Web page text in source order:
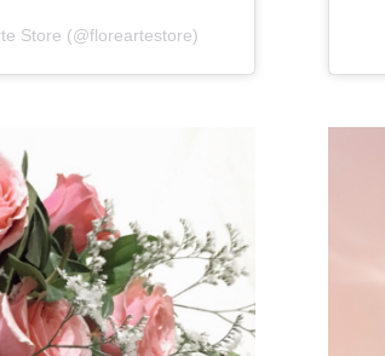
Store (@floreartestore)